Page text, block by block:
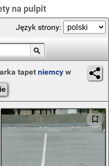
na pulpit
Język strony:
tapet niemcy w